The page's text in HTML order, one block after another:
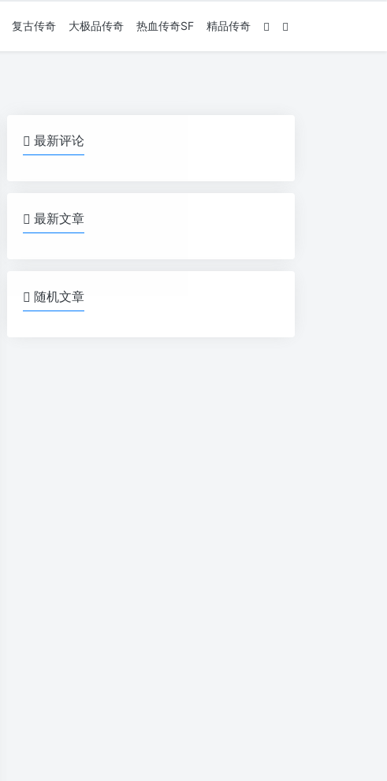
复古传奇 大极品传奇 热血传奇SF 精品传奇
最新评论
最新文章
随机文章